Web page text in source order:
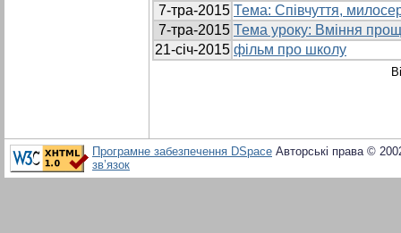
7-тра-2015 Тема: Співчуття,
7-тра-2015 Тема уроку: Вміння
21-січ-2015 фільм про школу
Програмне забезпечення DSpace Авторські права ©
зв’язок